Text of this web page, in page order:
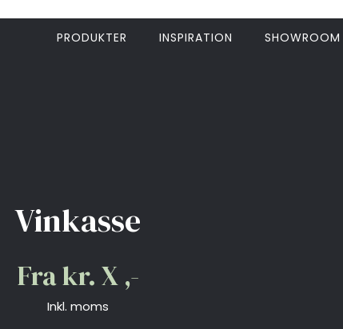
PRODUKTER INSPIRATION SHOWROOM
Vinkasse
​​Fra kr. X ,-
​​Inkl. moms​​​